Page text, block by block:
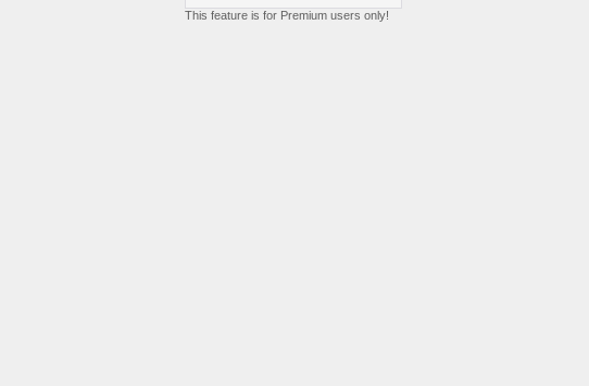
This feature is for Premium users only!